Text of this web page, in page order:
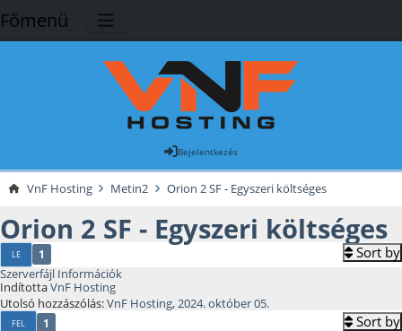
Főmenü
Bejelentkezés
VnF Hosting Metin2 Orion 2 SF - Egyszeri költséges
Orion 2 SF - Egyszeri költséges
LE 1 Sort by
Szerverfájl Információk
IndítottaVnF Hosting
Utolsó hozzászólás:VnF Hosting,2024. október 05.
FEL 1 Sort by